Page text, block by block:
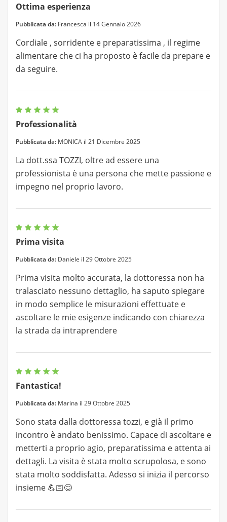
Ottima esperienza
Pubblicata da: Francesca il 14 Gennaio 2026
Cordiale , sorridente e preparatissima , il regime
alimentare che ci ha proposto è facile da prepare e
da seguire.
Professionalità
Pubblicata da: MONICA il 21 Dicembre 2025
La dott.ssa TOZZI, oltre ad essere una
professionista è una persona che mette passione e
impegno nel proprio lavoro.
Prima visita
Pubblicata da: Daniele il 29 Ottobre 2025
Prima visita molto accurata, la dottoressa non ha
tralasciato nessuno dettaglio, ha saputo spiegare
in modo semplice le misurazioni effettuate e
ascoltare le mie esigenze indicando con chiarezza
la strada da intraprendere
Fantastica!
Pubblicata da: Marina il 29 Ottobre 2025
Sono stata dalla dottoressa tozzi, e già il primo
incontro è andato benissimo. Capace di ascoltare e
metterti a proprio agio, preparatissima e attenta ai
dettagli. La visita è stata molto scrupolosa, e sono
stata molto soddisfatta. Adesso si inizia il percorso
insieme 💪🏻😊